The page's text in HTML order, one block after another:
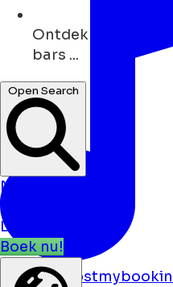
Ontdek
bars ...
cafés ...
Open Search
Nieuws
Evenementen
Locaties
Boek nu!
https://